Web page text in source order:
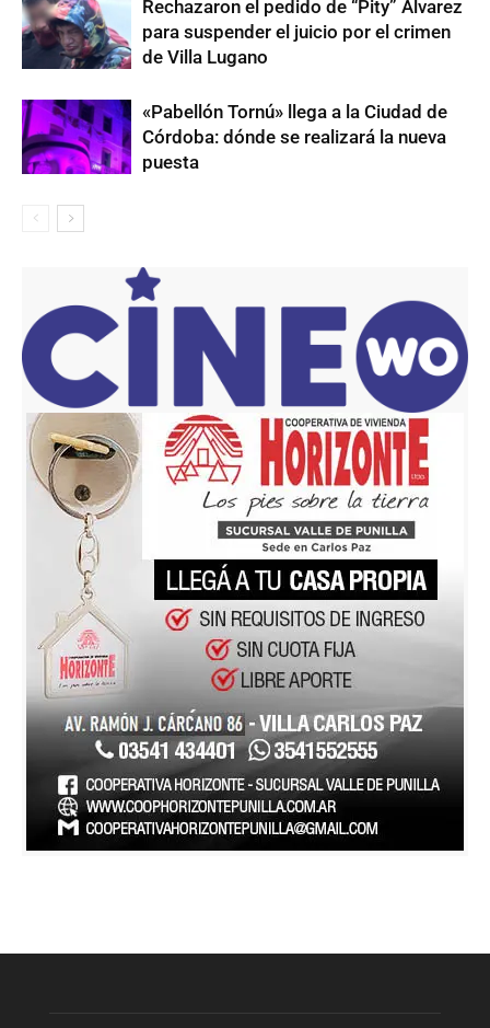
Rechazaron el pedido de “Pity” Álvarez
para suspender el juicio por el crimen
de Villa Lugano
«Pabellón Tornú» llega a la Ciudad de
Córdoba: dónde se realizará la nueva
puesta